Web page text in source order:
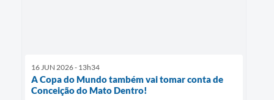
16 JUN 2026 - 13h34
A Copa do Mundo também vai tomar conta de
Conceição do Mato Dentro!